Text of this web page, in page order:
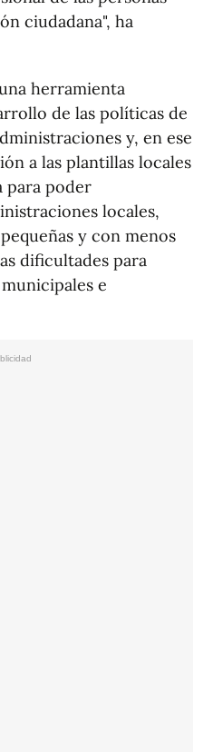
ciudadana", ha
herramienta
de las políticas de
y, en ese
a las plantillas locales
para poder
locales,
y con menos
dificultades para
e